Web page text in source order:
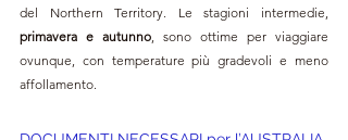
primavera e autunno , sono ottime per viaggiare
ovunque, con temperature più gradevoli e meno
affollamento.